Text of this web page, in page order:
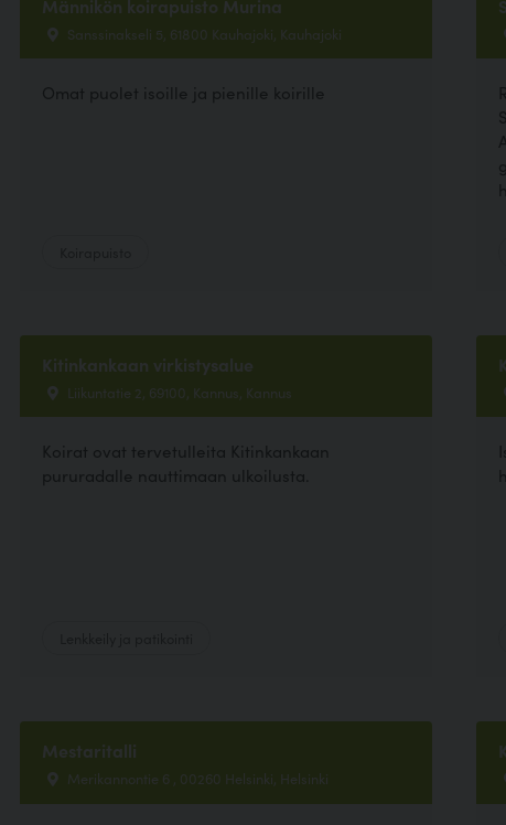
Männikön koirapuisto Murina
Sanssinakseli 5, 61800 Kauhajoki, Kauhajoki
Omat puolet isoille ja pienille koirille
Kitinkankaan virkistysalue
Liikuntatie 2, 69100, Kannus, Kannus
Koirat ovat tervetulleita Kitinkankaan
pururadalle nauttimaan ulkoilusta.
Mestaritalli
Merikannontie 6 , 00260 Helsinki, Helsinki